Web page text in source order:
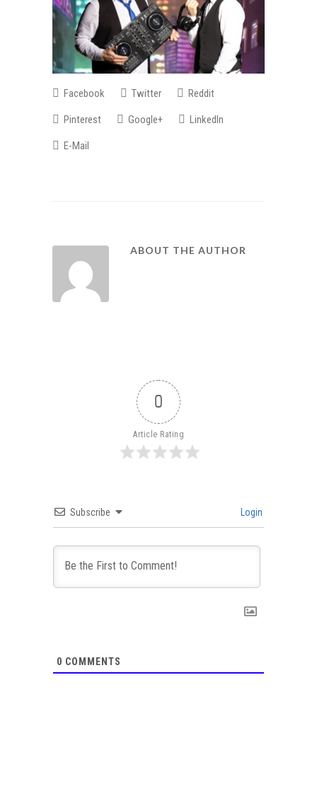
Facebook Twitter Reddit
Pinterest Google+ LinkedIn
E-Mail
ABOUT THE AUTHOR
0
Article Rating
Subscribe Login
0 COMMENTS